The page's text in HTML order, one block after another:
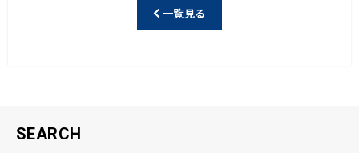
一覧見る
SEARCH